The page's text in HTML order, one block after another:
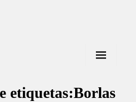
etiquetas:Borlas